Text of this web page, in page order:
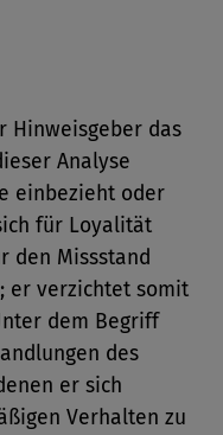
Hinweisgeber das
Analyse
einbezieht oder
für Loyalität
den Missstand
er verzichtet somit
dem Begriff
des
er sich
Verhalten zu